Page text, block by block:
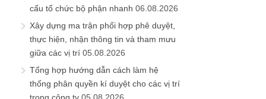
cấu tổ chức bộ phận nhanh 06.08.2026
Xây dựng ma trận phối hợp phê duyệt,
thực hiện, nhận thông tin và tham mưu
giữa các vị trí 05.08.2026
Tổng hợp hướng dẫn cách làm hệ
thống phân quyền kí duyệt cho các vị trí